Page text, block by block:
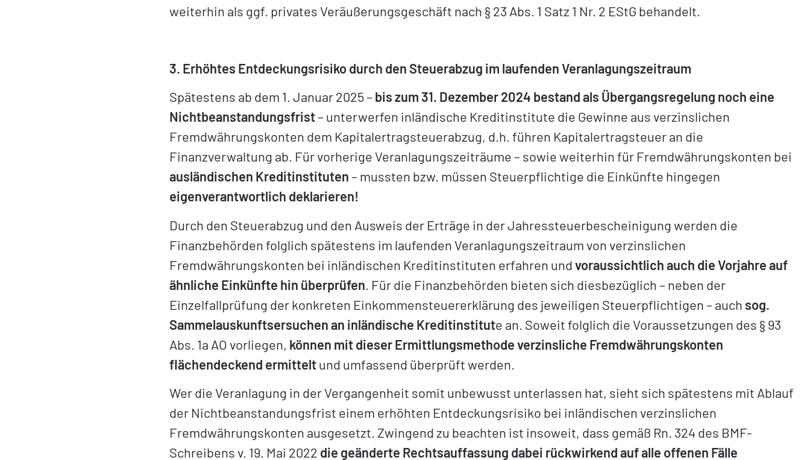
weiterhin als ggf. privates Veräußerungsgeschäft nach § 23 Abs. 1 Satz 1 Nr. 2 EStG behandelt.
3. Erhöhtes Entdeckungsrisiko durch den Steuerabzug im laufenden Veranlagungszeitraum
Spätestens ab dem 1. Januar 2025 – bis zum 31. Dezember 2024 bestand als Übergangsregelung noch eine
Nichtbeanstandungsfrist– unterwerfen inländische Kreditinstitute die Gewinne aus verzinslichen
Fremdwährungskonten dem Kapitalertragsteuerabzug, d.h. führen Kapitalertragsteuer an die
Finanzverwaltung ab. Für vorherige Veranlagungszeiträume – sowie weiterhin für Fremdwährungskonten bei
ausländischen Kreditinstituten– mussten bzw. müssen Steuerpflichtige die Einkünfte hingegen
eigenverantwortlich deklarieren!
Durch den Steuerabzug und den Ausweis der Erträge in der Jahressteuerbescheinigung werden die
Finanzbehörden folglich spätestens im laufenden Veranlagungszeitraum von verzinslichen
Fremdwährungskonten bei inländischen Kreditinstituten erfahren undvoraussichtlich auch die Vorjahre auf
ähnliche Einkünfte hin überprüfen . Für die Finanzbehörden bieten sich diesbezüglich – neben der
Einzelfallprüfung der konkreten Einkommensteuererklärung des jeweiligen Steuerpflichtigen – auch sog.
Sammelauskunftsersuchen an inländische Kreditinstitute an. Soweit folglich die Voraussetzungen des § 93
Abs. 1a AO vorliegen, können mit dieser Ermittlungsmethode verzinsliche Fremdwährungskonten
flächendeckend ermitteltund umfassend überprüft werden.
Wer die Veranlagung in der Vergangenheit somit unbewusst unterlassen hat, sieht sich spätestens mit Ablauf
der Nichtbeanstandungsfrist einem erhöhten Entdeckungsrisiko bei inländischen verzinslichen
Fremdwährungskonten ausgesetzt. Zwingend zu beachten ist insoweit, dass gemäß Rn. 324 des BMF-
Schreibens v. 19. Mai 2022 die geänderte Rechtsauffassung dabei rückwirkend auf alle offenen Fälle